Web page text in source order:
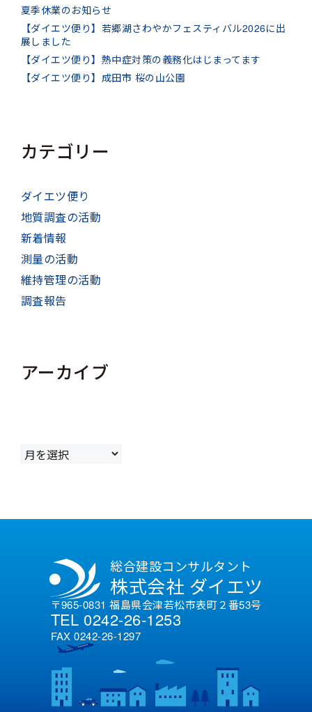
夏季休業のお知らせ
【ダイエツ便り】若郷湖さわやかフェスティバル2026に出
展しました
【ダイエツ便り】熱中症対策の義務化はじまってます
【ダイエツ便り】成田市 桜の山公園
カテゴリー
ダイエツ便り
地質調査の活動
新着情報
測量の活動
維持管理の活動
調査報告
アーカイブ
ア
総合建設コンサルタント
株式会社 ダイエツ
〒965-0831 福島県会津若松市表町２番53号
TEL 0242-26-1253
FAX 0242-26-1297